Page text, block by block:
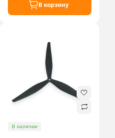
В корзину
В наличии